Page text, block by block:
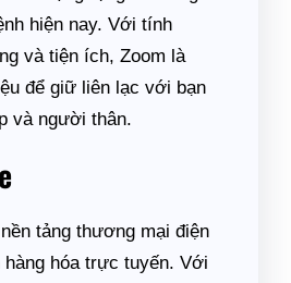
hiện nay. Với tính
và tiện ích, Zoom là
để giữ liên lạc với bạn
và người thân.
tảng thương mại điện
hóa trực tuyến. Với